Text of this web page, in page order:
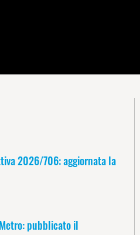
2026/706: aggiornata la
pubblicato il